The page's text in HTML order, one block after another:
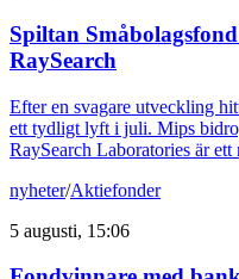
Spiltan
RaySearch
Efter en svagare utveckling
ett tydligt lyft i juli. Mips
RaySearch Laboratories är
nyheter/Aktiefonder
5 augusti, 15:06